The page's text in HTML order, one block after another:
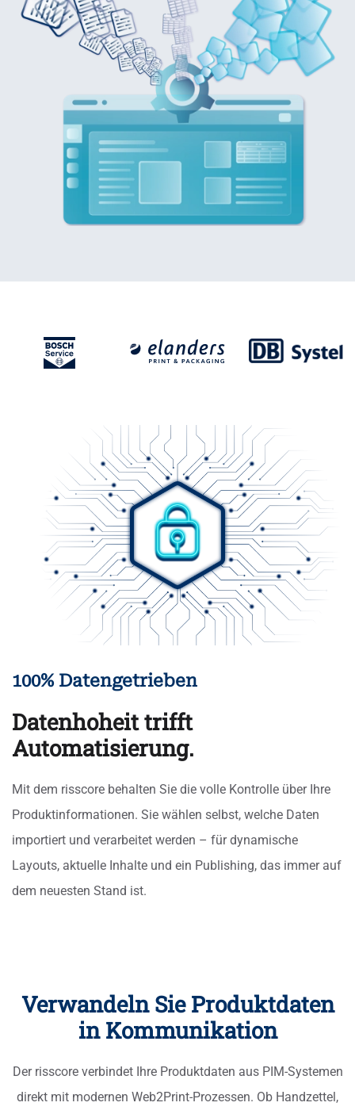
100% Datengetrieben
Datenhoheit trifft
Automatisierung.
Mit dem risscore behalten Sie die volle Kontrolle über Ihre
Produktinformationen. Sie wählen selbst, welche Daten
importiert und verarbeitet werden – für dynamische
Layouts, aktuelle Inhalte und ein Publishing, das immer auf
dem neuesten Stand ist.
Verwandeln Sie Produktdaten
in Kommunikation
Der risscore verbindet Ihre Produktdaten aus PIM-Systemen
direkt mit modernen Web2Print-Prozessen. Ob Handzettel,